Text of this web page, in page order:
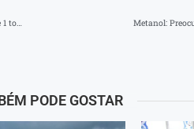
Metanol:
PODE GOSTAR